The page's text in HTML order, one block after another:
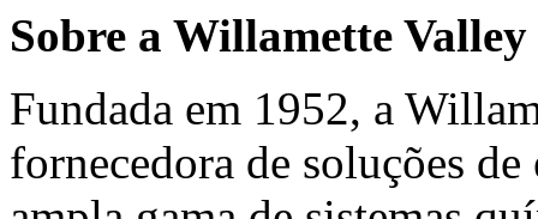
Sobre a Willamette
Fundada em 1952, a
fornecedora de soluções